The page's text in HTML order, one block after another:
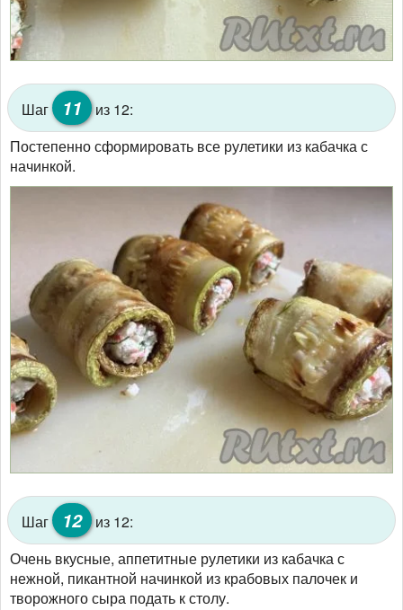
Шаг 11 из 12:
Постепенно сформировать все рулетики из кабачка с
начинкой.
Шаг 12 из 12:
Очень вкусные, аппетитные рулетики из кабачка с
нежной, пикантной начинкой из крабовых палочек и
творожного сыра подать к столу.